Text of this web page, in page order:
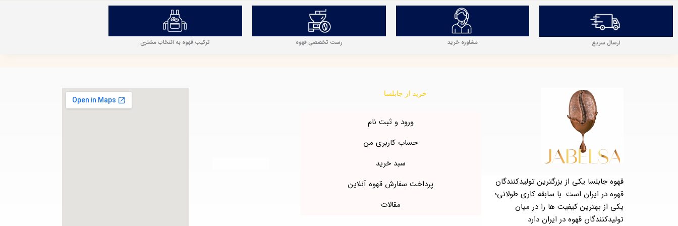
پرش
ارسال سریع مشاوره خرید رست تخصصی قهوه ترکیب قهوه به انتخاب مشتری
قهوه جابلسا یکی از بزرگترین تولیدکنندگان
قهوه در ایران است. با سابقه کاری طولانی؛
یکی از بهترین کیفیت ها را در میان
تولیدکنندگان قهوه در ایران دارد
خرید از جابلسا
ورود و ثبت نام
حساب کاربری من
سبد خرید
پرداخت سفارش قهوه آنلاین
مقالات